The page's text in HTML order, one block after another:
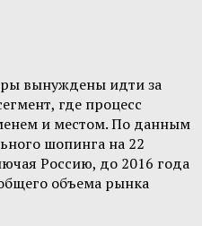
вынуждены идти за
где процесс
и местом. По данным
шопинга на 22
Россию, до 2016 года
объема рынка